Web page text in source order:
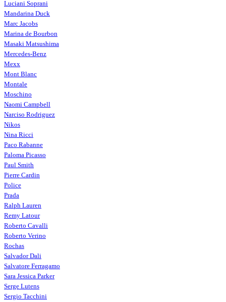
Luciani Soprani
Mandarina Duck
Marc Jacobs
Marina de Bourbon
Masaki Matsushima
Mercedes-Benz
Mexx
Mont Blanc
Montale
Moschino
Naomi Campbell
Narciso Rodriguez
Nikos
Nina Ricci
Paco Rabanne
Paloma Picasso
Paul Smith
Pierre Cardin
Police
Prada
Ralph Lauren
Remy Latour
Roberto Cavalli
Roberto Verino
Rochas
Salvador Dali
Salvatore Ferragamo
Sara Jessica Parker
Serge Lutens
Sergio Tacchini